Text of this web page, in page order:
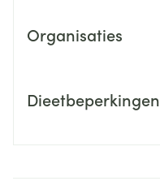
Organisaties
Dieetbeperkingen